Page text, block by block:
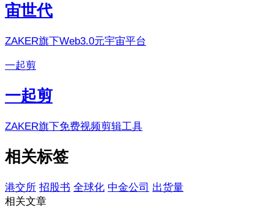
宙世代
ZAKER旗下Web3.0元宇宙平台
一起剪
一起剪
ZAKER旗下免费视频剪辑工具
相关标签
港交所 招股书 全球化 中金公司 出货量
相关文章